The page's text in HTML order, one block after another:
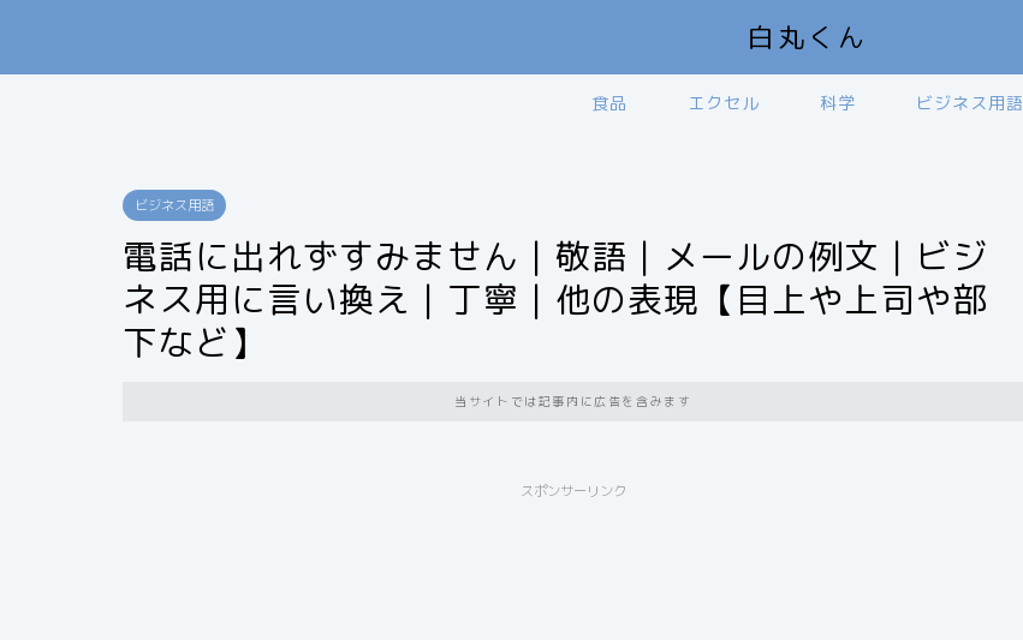
白丸くん
食品 エクセル 科学 ビジネス用語
ビジネス用語
電話に出れずすみません｜敬語｜メールの例文｜ビジ
ネス用に言い換え｜丁寧｜他の表現【目上や上司や部
下など】
当サイトでは記事内に広告を含みます
スポンサーリンク